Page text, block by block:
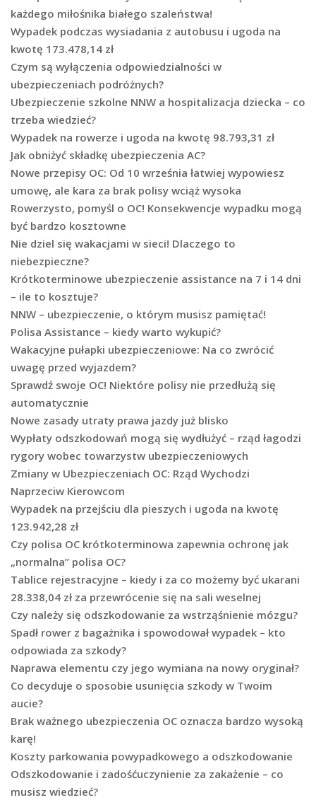
każdego miłośnika białego szaleństwa!
Wypadek podczas wysiadania z autobusu i ugoda na
kwotę 173.478,14 zł
Czym są wyłączenia odpowiedzialności w
ubezpieczeniach podróżnych?
Ubezpieczenie szkolne NNW a hospitalizacja dziecka – co
trzeba wiedzieć?
Wypadek na rowerze i ugoda na kwotę 98.793,31 zł
Jak obniżyć składkę ubezpieczenia AC?
Nowe przepisy OC: Od 10 września łatwiej wypowiesz
umowę, ale kara za brak polisy wciąż wysoka
Rowerzysto, pomyśl o OC! Konsekwencje wypadku mogą
być bardzo kosztowne
Nie dziel się wakacjami w sieci! Dlaczego to
niebezpieczne?
Krótkoterminowe ubezpieczenie assistance na 7 i 14 dni
– ile to kosztuje?
NNW – ubezpieczenie, o którym musisz pamiętać!
Polisa Assistance – kiedy warto wykupić?
Wakacyjne pułapki ubezpieczeniowe: Na co zwrócić
uwagę przed wyjazdem?
Sprawdź swoje OC! Niektóre polisy nie przedłużą się
automatycznie
Nowe zasady utraty prawa jazdy już blisko
Wypłaty odszkodowań mogą się wydłużyć – rząd łagodzi
rygory wobec towarzystw ubezpieczeniowych
Zmiany w Ubezpieczeniach OC: Rząd Wychodzi
Naprzeciw Kierowcom
Wypadek na przejściu dla pieszych i ugoda na kwotę
123.942,28 zł
Czy polisa OC krótkoterminowa zapewnia ochronę jak
„normalna” polisa OC?
Tablice rejestracyjne – kiedy i za co możemy być ukarani
28.338,04 zł za przewrócenie się na sali weselnej
Czy należy się odszkodowanie za wstrząśnienie mózgu?
Spadł rower z bagażnika i spowodował wypadek – kto
odpowiada za szkody?
Naprawa elementu czy jego wymiana na nowy oryginał?
Co decyduje o sposobie usunięcia szkody w Twoim
aucie?
Brak ważnego ubezpieczenia OC oznacza bardzo wysoką
karę!
Koszty parkowania powypadkowego a odszkodowanie
Odszkodowanie i zadośćuczynienie za zakażenie – co
musisz wiedzieć?